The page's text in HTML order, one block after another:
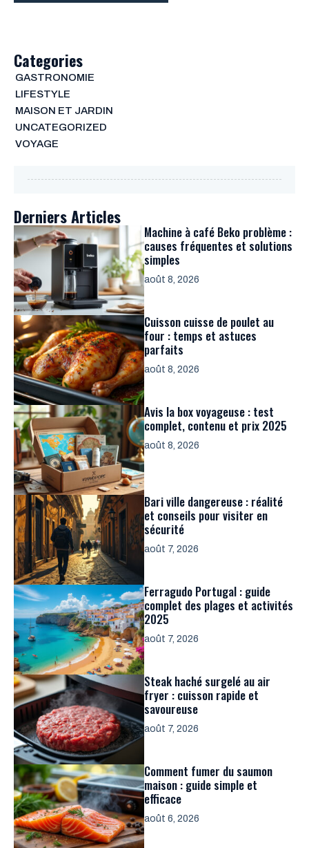
Categories
GASTRONOMIE
LIFESTYLE
MAISON ET JARDIN
UNCATEGORIZED
VOYAGE
Derniers Articles
Machine à café Beko problème :
causes fréquentes et solutions
simples
août 8, 2026
Cuisson cuisse de poulet au
four : temps et astuces
parfaits
août 8, 2026
Avis la box voyageuse : test
complet, contenu et prix 2025
août 8, 2026
Bari ville dangereuse : réalité
et conseils pour visiter en
sécurité
août 7, 2026
Ferragudo Portugal : guide
complet des plages et activités
2025
août 7, 2026
Steak haché surgelé au air
fryer : cuisson rapide et
savoureuse
août 7, 2026
Comment fumer du saumon
maison : guide simple et
efficace
août 6, 2026